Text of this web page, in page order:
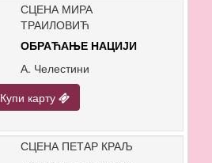
СЦЕНА МИРА
ТРАИЛОВИЋ
ОБРАЋАЊЕ НАЦИЈИ
А. Челестини
Купи карту
СЦЕНА ПЕТАР КРАЉ